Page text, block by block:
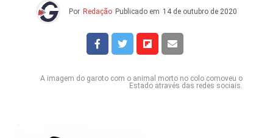
Por Redação Publicado em 14 de outubro de 2020
A imagem do garoto com o animal morto no colo comoveu o
Estado através das redes sociais.